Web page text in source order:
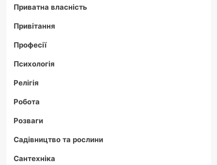
Приватна власність
Привітання
Професії
Психологія
Релігія
Робота
Розваги
Садівництво та рослини
Сантехніка